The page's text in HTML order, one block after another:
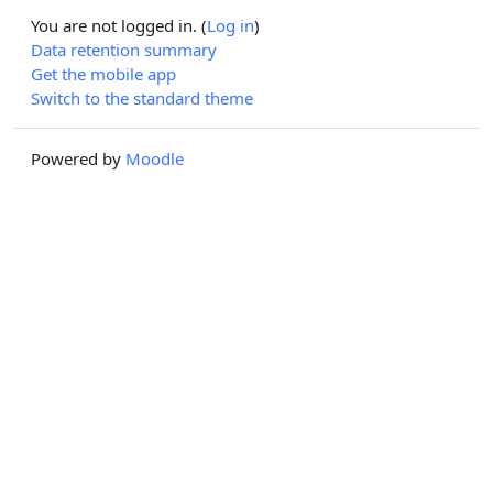
You are not logged in. (Log in)
Data retention summary
Get the mobile app
Switch to the standard theme
Powered by Moodle